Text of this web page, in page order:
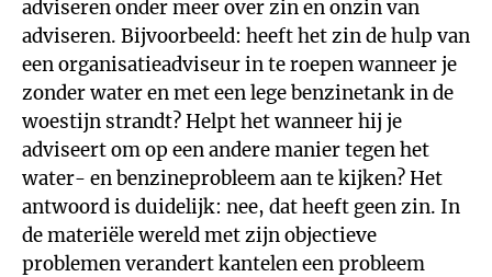
adviseren onder meer over zin en onzin van
adviseren. Bijvoorbeeld: heeft het zin de hulp van
een organisatieadviseur in te roepen wanneer je
zonder water en met een lege benzinetank in de
woestijn strandt? Helpt het wanneer hij je
adviseert om op een andere manier tegen het
water- en benzineprobleem aan te kijken? Het
antwoord is duidelijk: nee, dat heeft geen zin. In
de materiële wereld met zijn objectieve
problemen verandert kantelen een probleem